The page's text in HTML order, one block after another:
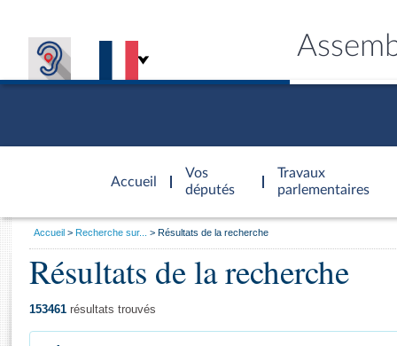
Accueil
d'accueil
Vos
députés
Travaux
parlementaires
Général
Vous
Accueil Recherche sur... Résultats de la recherche
Résultats de la recherche
153461 résultats trouvés